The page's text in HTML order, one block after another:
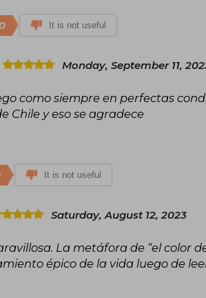
It is not useful
Monday, September 11,
como siempre en perfectas
Chile y eso se agradece
It is not useful
Saturday, August 12, 2023
La metáfora de “el color
épico de la vida luego de